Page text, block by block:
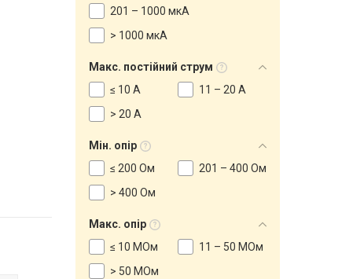
201 – 1000 мкА
> 1000 мкА
Макс. постійний струм
≤ 10 А
11 – 20 А
> 20 А
Мін. опір
≤ 200 Ом
201 – 400 Ом
> 400 Ом
Макс. опір
≤ 10 МОм
11 – 50 МОм
> 50 МОм